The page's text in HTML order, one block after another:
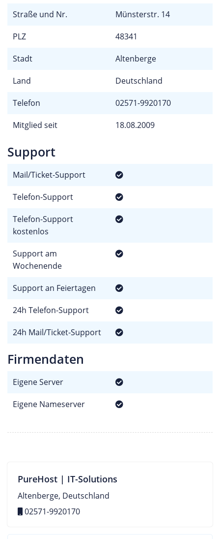
Straße und Nr. Münsterstr. 14
PLZ 48341
Stadt Altenberge
Land Deutschland
Telefon 02571-9920170
Mitglied seit 18.08.2009
Support
Mail/Ticket-Support
Telefon-Support
Telefon-Support
kostenlos
Support am
Wochenende
Support an Feiertagen
24h Telefon-Support
24h Mail/Ticket-Support
Firmendaten
Eigene Server
Eigene Nameserver
PureHost | IT-Solutions
Altenberge, Deutschland
02571-9920170